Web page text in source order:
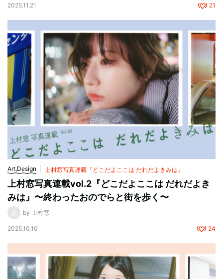
2025.11.21 21
Art,Design 上村窓写真連載『どこだよここは だれだよきみは』
上村窓写真連載vol.2『どこだよここは だれだよき
みは』〜終わったおのでらと街を歩く〜
by 上村窓
2025.10.10 24